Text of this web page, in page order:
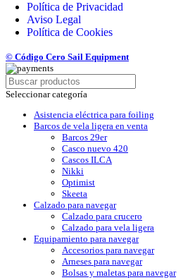
Política de Privacidad
Aviso Legal
Política de Cookies
© Código Cero Sail Equipment
Seleccionar categoría
Asistencia eléctrica para foiling
Barcos de vela ligera en venta
Barcos 29er
Casco nuevo 420
Cascos ILCA
Nikki
Optimist
Skeeta
Calzado para navegar
Calzado para crucero
Calzado para vela ligera
Equipamiento para navegar
Accesorios para navegar
Arneses para navegar
Bolsas y maletas para navegar